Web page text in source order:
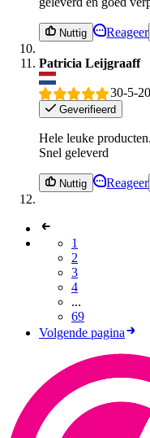
Nuttig Reageer
Patricia Leijgraaff
30-5-
Geverifieerd
Hele leuke
Snel geleverd
Nuttig Reageer
1
2
3
4
...
69
Volgende pagina